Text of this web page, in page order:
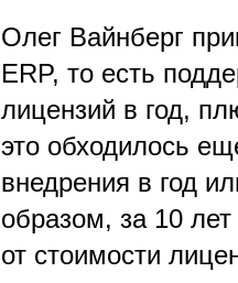
Олег Вайнберг
ERP, то есть
лицензий в год,
это обходилось
внедрения в год
образом, за 10
от стоимости